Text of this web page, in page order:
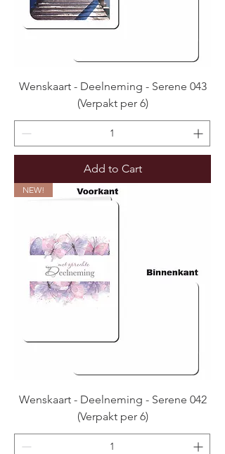
Wenskaart - Deelneming - Serene 043
(Verpakt per 6)
Add to Cart
NEW!
Wenskaart - Deelneming - Serene 042
(Verpakt per 6)